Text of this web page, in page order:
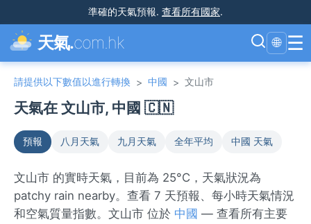
準確的天氣預報. 查看所有國家.
天氣.com.hk 🌐 ☰
請提供以下數值以進行轉換 > 中國 > 文山市
天氣在 文山市, 中國 🇨🇳
預報 八月天氣 九月天氣 全年平均 中國 天氣
文山市 的實時天氣，目前為 25°C，天氣狀況為
patchy rain nearby。查看 7 天預報、每小時天氣情況
和空氣質量指數。文山市 位於 中國 — 查看所有主要